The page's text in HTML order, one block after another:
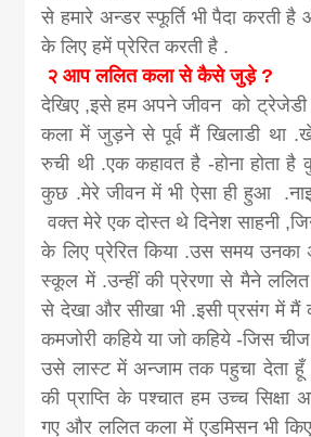
से हमारे अन्डर स्फूर्ति भी पैदा करती
के लिए हमें प्रेरित करती है .
२ आप ललित कला से कैसे जुड़े ?
देखिए ,इसे हम अपने जीवन को ट्रेजेडी
कला में जुड़ने से पूर्व मैं खिलाडी था
रुची थी .एक कहावत है -होना होता
कुछ .मेरे जीवन में भी ऐसा ही हुआ
वक्त मेरे एक दोस्त थे दिनेश साहनी
के लिए प्रेरित किया .उस समय
स्कूल में .उन्हीं की प्रेरणा से मैने
से देखा और सीखा भी .इसी प्रसंग में मैं
कमजोरी कहिये या जो कहिये -जिस
उसे लास्ट में अन्जाम तक पहुचा देता हूँ
की प्राप्ति के पश्चात हम उच्च सिक्षा
गए और ललित कला में एडमिसन भी